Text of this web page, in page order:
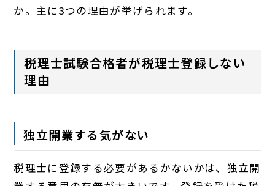
か。主に3つの理由が挙げられます。
税理士試験合格者が税理士登録しない
理由
独立開業する気がない
税理士に登録する必要があるかないかは、独立開